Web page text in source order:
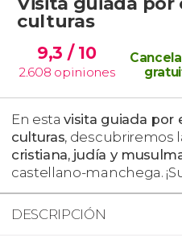
culturas
9,3 / 10
2.608 opiniones
En estavisita guiada por
culturas, descubriremos
cristiana, judía y
castellano-manchega.
DESCRIPCIÓN